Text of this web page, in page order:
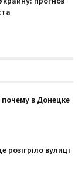
в Донецке
розігріло вулиці